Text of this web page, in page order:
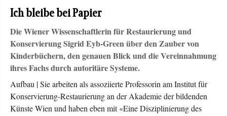
Ich bleibe bei Papier
Die Wiener Wissenschaftlerin für Restaurierung und
Konservierung Sigrid Eyb-Green über den Zauber von
Kinderbüchern, den genauen Blick und die Vereinnahmung
ihres Fachs durch autoritäre Systeme.
Aufbau | Sie arbeiten als assoziierte Professorin am Institut für
Konservierung-Restaurierung an der Akademie der bildenden
Künste Wien und haben eben mit «Eine Disziplinierung des